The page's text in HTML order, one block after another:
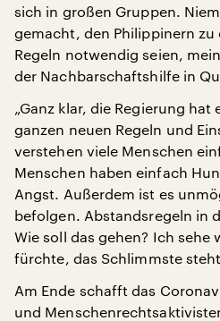
sich in großen Gruppen.
gemacht, den Philippinern zu
Regeln notwendig seien,
der Nachbarschaftshilfe in
„Ganz klar, die Regierung hat
ganzen neuen Regeln und
verstehen viele Menschen
Menschen haben einfach
Angst. Außerdem ist es
befolgen. Abstandsregeln in
Wie soll das gehen? Ich sehe
fürchte, das Schlimmste
Am Ende schafft das
und